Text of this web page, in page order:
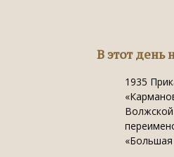
В этот день
1935
«Большая